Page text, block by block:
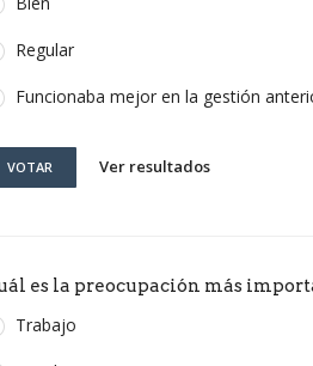
Regular
Funcionaba mejor en la gestión
VOTAR Ver resultados
es la preocupación más
Trabajo